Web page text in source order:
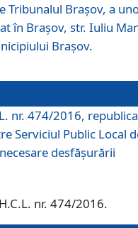
Tribunalul Brașov, a
în Brașov, str. Iuliu
Brașov.
nr. 474/2016,
Serviciul Public Local
desfăşurării
nr. 474/2016.